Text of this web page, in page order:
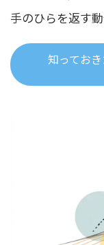
手のひらを返す
知ってお